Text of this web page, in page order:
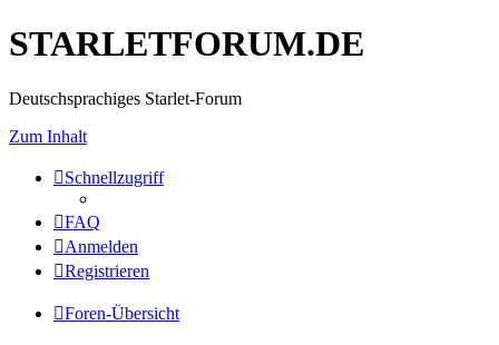
STARLETFORUM.DE
Deutschsprachiges Starlet-Forum
Zum Inhalt
Schnellzugriff
FAQ
Anmelden
Registrieren
Foren-Übersicht